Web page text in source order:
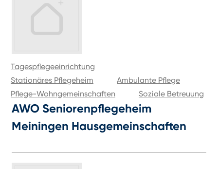
Tagespflegeeinrichtung
Stationäres Pflegeheim
Ambulante Pflege
Pflege-Wohngemeinschaften
Soziale Betreuung
AWO Seniorenpflegeheim
Meiningen Hausgemeinschaften